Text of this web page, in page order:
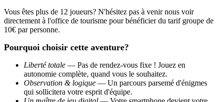
Vous êtes plus de 12 joueurs? N'hésitez pas à venir nous voir
directement à l'office de tourisme pour bénéficier du tarif groupe de
10€ par personne.
Pourquoi choisir cette aventure?
Liberté totale — Pas de rendez-vous fixe ! Jouez en
autonomie complète, quand vous le souhaitez.
Observation & logique — Un parcours parsemé d'énigmes
qui sollicitera votre esprit d'équipe.